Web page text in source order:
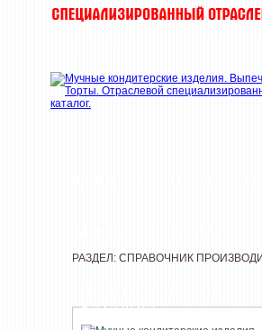
КАТАЛОГА
РАЗДЕЛ: СПРАВОЧНИК